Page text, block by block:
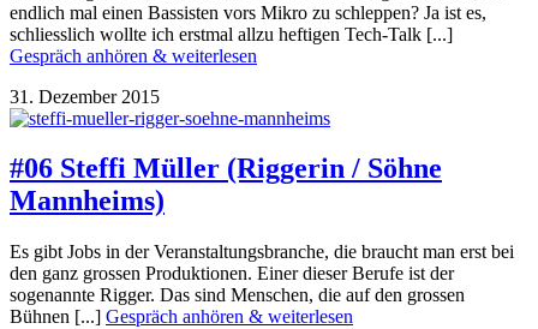
endlich mal einen Bassisten vors Mikro zu schleppen? Ja ist es,
schliesslich wollte ich erstmal allzu heftigen Tech-Talk [...]
Gespräch anhören & weiterlesen
31. Dezember 2015
#06 Steffi Müller (Riggerin / Söhne
Mannheims)
Es gibt Jobs in der Veranstaltungsbranche, die braucht man erst bei
den ganz grossen Produktionen. Einer dieser Berufe ist der
sogenannte Rigger. Das sind Menschen, die auf den grossen
Bühnen [...] Gespräch anhören & weiterlesen